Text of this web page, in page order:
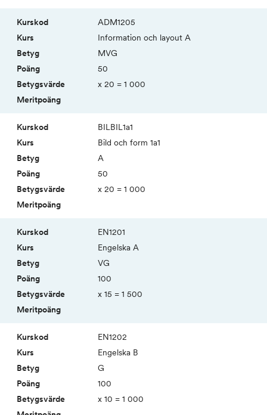
KurskodKurs Betygsvärde
ADM1205
Infor­mation och layout A
MVG
50
x 20 = 1 000
BILBIL1a1
Bild och form 1a1
A
50
x 20 = 1 000
EN1201
Engelska A
VG
100
x 15 = 1 500
EN1202
Engelska B
G
100
x 10 = 1 000